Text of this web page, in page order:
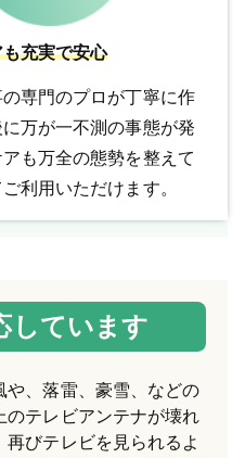
充実で安心
専門のプロが丁寧に作
万が一不測の事態が発
も万全の態勢を整えて
利用いただけます。
しています
や、落雷、豪雪、などの
のテレビアンテナが壊れ
びテレビを見られるよ